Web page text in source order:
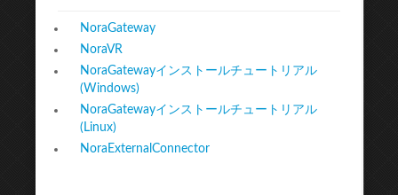
NoraGateway
NoraVR
NoraGatewayインストールチュートリアル
(Windows)
NoraGatewayインストールチュートリアル
(Linux)
NoraExternalConnector